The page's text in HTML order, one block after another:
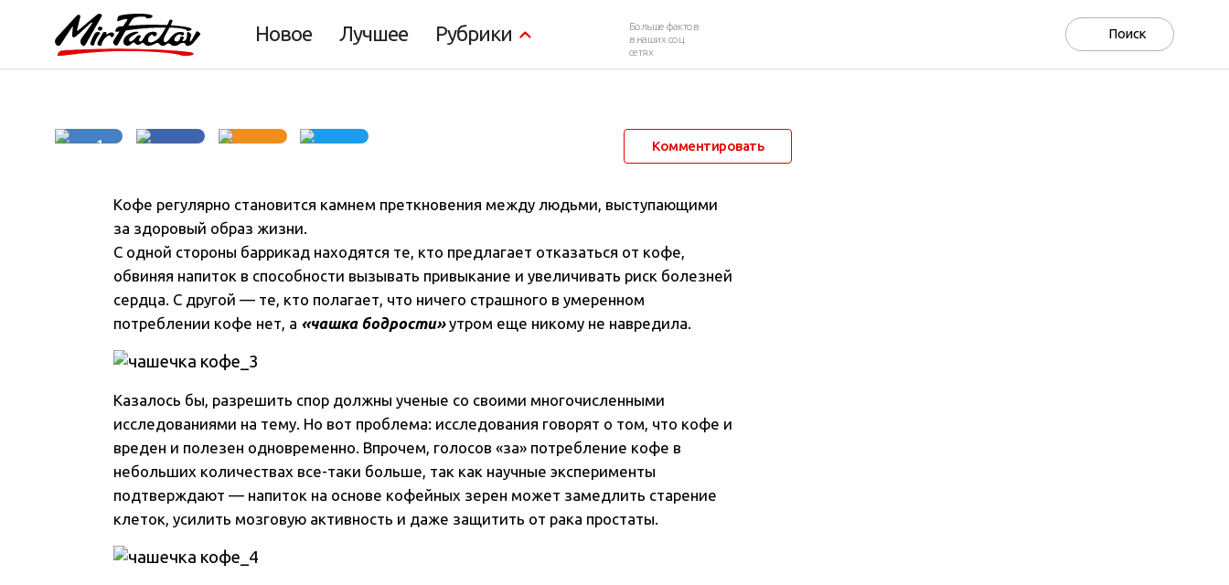
Новое Лучшее Рубрики
Больше фактов
в наших соц.
сетях
1 Комментировать
Кофе регулярно становится камнем преткновения между людьми, выступающими
за здоровый образ жизни.
С одной стороны баррикад находятся те, кто предлагает отказаться от кофе,
обвиняя напиток в способности вызывать привыкание и увеличивать риск болезней
сердца. С другой — те, кто полагает, что ничего страшного в умеренном
потреблении кофе нет, а «чашка бодрости»утром еще никому не навредила.
Казалось бы, разрешить спор должны ученые со своими многочисленными
исследованиями на тему. Но вот проблема: исследования говорят о том, что кофе и
вреден и полезен одновременно. Впрочем, голосов «за» потребление кофе в
небольших количествах все-таки больше, так как научные эксперименты
подтверждают — напиток на основе кофейных зерен может замедлить старение
клеток, усилить мозговую активность и даже защитить от рака простаты.